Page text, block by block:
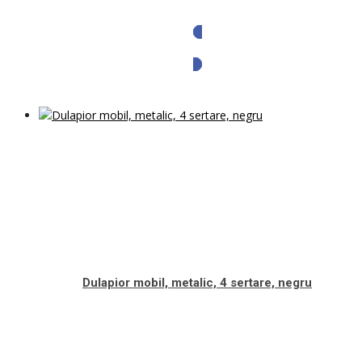
Dulapior mobil, metalic, 4 sertare, negru